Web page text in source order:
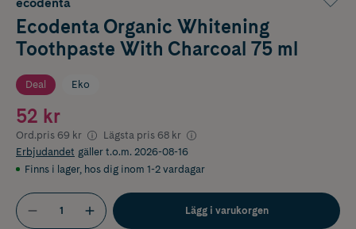
Ecodenta Organic Whitening
Toothpaste With Charcoal 75 ml
Deal Eko
52 kr
Ord.pris 69 kr Lägsta pris 68 kr
Erbjudandet gäller t.o.m. 2026-08-16
Finns i lager, hos dig inom 1-2 vardagar
Lägg i varukorgen